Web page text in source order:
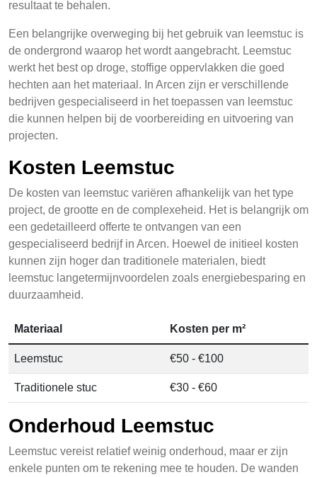
resultaat te behalen.
Een belangrijke overweging bij het gebruik van leemstuc is
de ondergrond waarop het wordt aangebracht. Leemstuc
werkt het best op droge, stoffige oppervlakken die goed
hechten aan het materiaal. In Arcen zijn er verschillende
bedrijven gespecialiseerd in het toepassen van leemstuc
die kunnen helpen bij de voorbereiding en uitvoering van
projecten.
Kosten Leemstuc
De kosten van leemstuc variëren afhankelijk van het type
project, de grootte en de complexeheid. Het is belangrijk om
een gedetailleerd offerte te ontvangen van een
gespecialiseerd bedrijf in Arcen. Hoewel de initieel kosten
kunnen zijn hoger dan traditionele materialen, biedt
leemstuc langetermijnvoordelen zoals energiebesparing en
duurzaamheid.
Materiaal Kosten per m²
Leemstuc €50 - €100
Traditionele stuc €30 - €60
Onderhoud Leemstuc
Leemstuc vereist relatief weinig onderhoud, maar er zijn
enkele punten om te rekening mee te houden. De wanden